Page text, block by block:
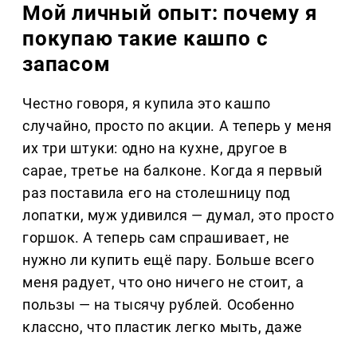
Мой личный опыт: почему я
покупаю такие кашпо с
запасом
Честно говоря, я купила это кашпо
случайно, просто по акции. А теперь у меня
их три штуки: одно на кухне, другое в
сарае, третье на балконе. Когда я первый
раз поставила его на столешницу под
лопатки, муж удивился — думал, это просто
горшок. А теперь сам спрашивает, не
нужно ли купить ещё пару. Больше всего
меня радует, что оно ничего не стоит, а
пользы — на тысячу рублей. Особенно
классно, что пластик легко мыть, даже